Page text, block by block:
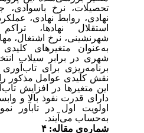
تحصیلات، نرخ باسوادی،
نهادی، روابط نهادی،
استقلال نهادها،
شهرنشینی، نرخ اشتغال،
به‌عنوان متغیرهای
شهری در برابر سیلاب
برنامه‌ریزی برای تاب‌آوری
نقش کلیدی عوامل مذکور را
این متغیرها در افزایش
دارای قدرت نفوذ بالا و
اولویت اول در تاب­آور
به‌حساب می‌آیند.
شماره‌ی مقاله: ۴